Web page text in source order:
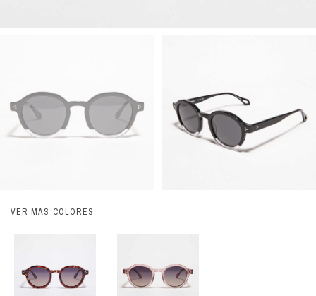
VER MÁS COLORES